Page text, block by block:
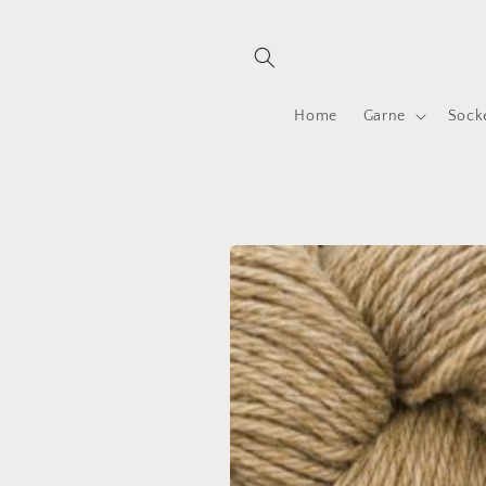
Home Garne
Zu
Produktinformationen
springen